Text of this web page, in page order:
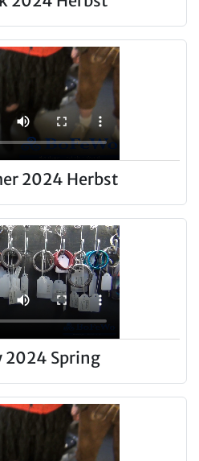
2024 Herbst
2024 Spring